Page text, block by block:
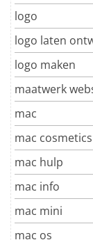
logo
logo laten
logo maken
maatwerk
mac
mac cosmetics
mac hulp
mac info
mac mini
mac os